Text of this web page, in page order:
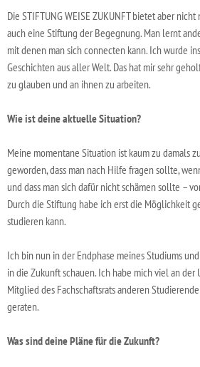
Die STIFTUNG WEISE ZUKUNFT bietet aber
auch eine Stiftung der Begegnung. Man lernt
mit denen man sich connecten kann. Ich wurde
Geschichten aus aller Welt. Das hat mir sehr
zu glauben und an ihnen zu arbeiten.
Wie ist deine aktuelle Situation?
Meine momentane Situation ist kaum zu damals
geworden, dass man nach Hilfe fragen sollte,
und dass man sich dafür nicht schämen sollte –
Durch die Stiftung habe ich erst die Möglichkeit
studieren kann.
Ich bin nun in der Endphase meines Studiums
in die Zukunft schauen. Ich habe mich viel an
Mitglied des Fachschaftsrats anderen
geraten.
Was sind deine Pläne für die Zukunft?